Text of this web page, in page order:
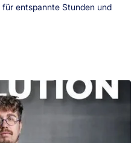
entspannte Stunden und